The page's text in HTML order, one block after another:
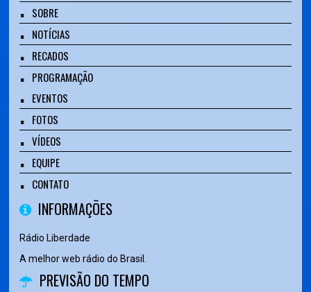
SOBRE
NOTÍCIAS
RECADOS
PROGRAMAÇÃO
EVENTOS
FOTOS
VÍDEOS
EQUIPE
CONTATO
INFORMAÇÕES
Rádio Liberdade
A melhor web rádio do Brasil.
PREVISÃO DO TEMPO